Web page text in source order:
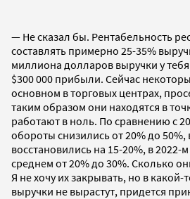
— Не сказал бы. Рентабельность
составлять примерно 25-35%
миллиона долларов выручки у
$300 000 прибыли. Сейчас
основном в торговых центрах,
таким образом они находятся в
работают в ноль. По сравнению с
обороты снизились от 20% до 50%,
восстановились на 15-20%, в 2022-
среднем от 20% до 30%. Сколько
Я не хочу их закрывать, но в какой-
выручки не вырастут, придется